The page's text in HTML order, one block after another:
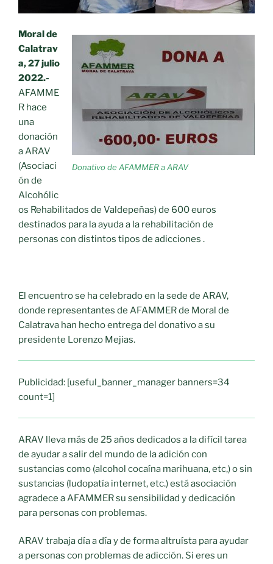
Donativo de AFAMMER a ARAV
Moral de
Calatrav
a, 27 julio
2022.-
AFAMME
R hace
una
donación
a ARAV
(Asociaci
ón de
Alcohólic
os Rehabilitados de Valdepeñas) de 600 euros
destinados para la ayuda a la rehabilitación de
personas con distintos tipos de adicciones .
El encuentro se ha celebrado en la sede de ARAV,
donde representantes de AFAMMER de Moral de
Calatrava han hecho entrega del donativo a su
presidente Lorenzo Mejias.
Publicidad: [useful_banner_manager banners=34
count=1]
ARAV lleva más de 25 años dedicados a la difícil tarea
de ayudar a salir del mundo de la adición con
sustancias como (alcohol cocaína marihuana, etc,) o sin
sustancias (ludopatía internet, etc.) está asociación
agradece a AFAMMER su sensibilidad y dedicación
para personas con problemas.
ARAV trabaja día a día y de forma altruísta para ayudar
a personas con problemas de adicción. Si eres un